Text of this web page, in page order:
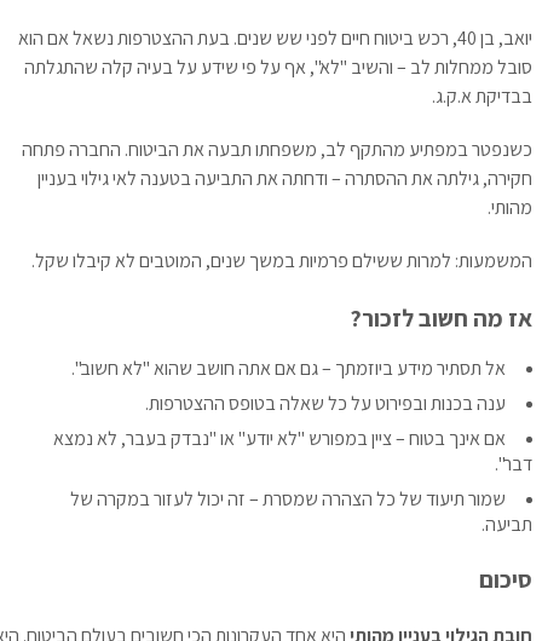
יואב, בן 40, רכש ביטוח חיים לפני שש שנים. בעת ההצטרפות נשאל אם הוא
סובל ממחלות לב – והשיב "לא", אף על פי שידע על בעיה קלה שהתגלתה
בבדיקת א.ק.ג.
כשנפטר במפתיע מהתקף לב, משפחתו תבעה את הביטוח. החברה פתחה
חקירה, גילתה את ההסתרה – ודחתה את התביעה בטענה לאי גילוי בעניין
מהותי.
המשמעות: למרות ששילם פרמיות במשך שנים, המוטבים לא קיבלו שקל.
אז מה חשוב לזכור?
אל תסתיר מידע ביוזמתך – גם אם אתה חושב שהוא "לא חשוב".
ענה בכנות ובפירוט על כל שאלה בטופס ההצטרפות.
אם אינך בטוח – ציין במפורש "לא יודע" או "נבדק בעבר, לא נמצא
דבר".
שמור תיעוד של כל הצהרה שמסרת – זה יכול לעזור במקרה של
תביעה.
סיכום